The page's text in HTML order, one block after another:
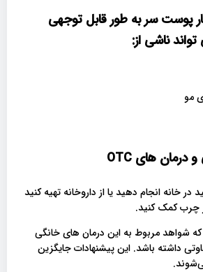
پوست سر به طور قابل توجهی
ناشی از:
مو
و درمان های
در خانه انجام دهید یا از داروخانه تهیه کنید
چرب کمک کنید.
شواهد مربوط به این درمان های خانگی
داشته باشد. این پیشنهادات جایگزین